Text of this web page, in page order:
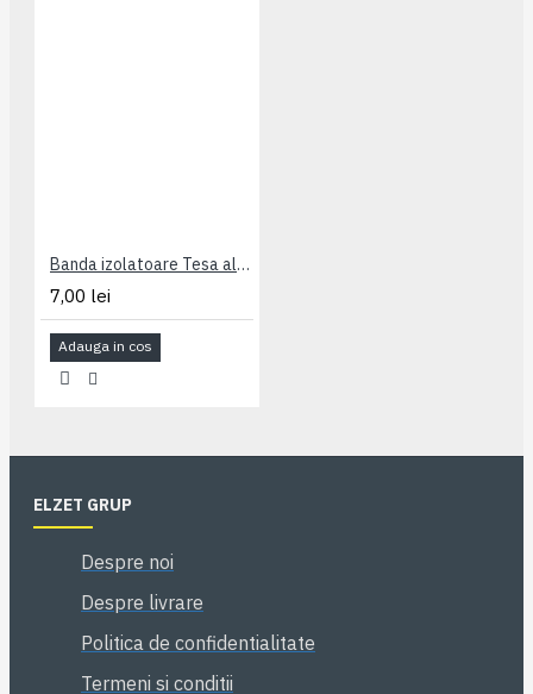
Banda izolatoare Tesa albastru 20m x19mm
7,00 lei
Adauga in cos
ELZET GRUP
Despre noi
Despre livrare
Politica de confidentialitate
Termeni si conditii